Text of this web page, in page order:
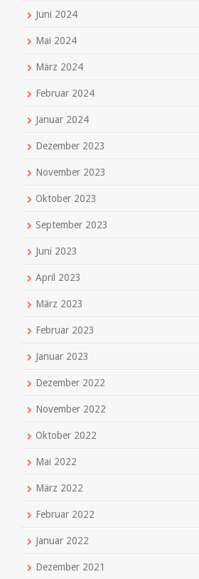
Juni 2024
Mai 2024
März 2024
Februar 2024
Januar 2024
Dezember 2023
November 2023
Oktober 2023
September 2023
Juni 2023
April 2023
März 2023
Februar 2023
Januar 2023
Dezember 2022
November 2022
Oktober 2022
Mai 2022
März 2022
Februar 2022
Januar 2022
Dezember 2021